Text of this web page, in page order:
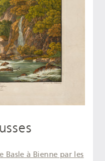
Basle à Bienne par les